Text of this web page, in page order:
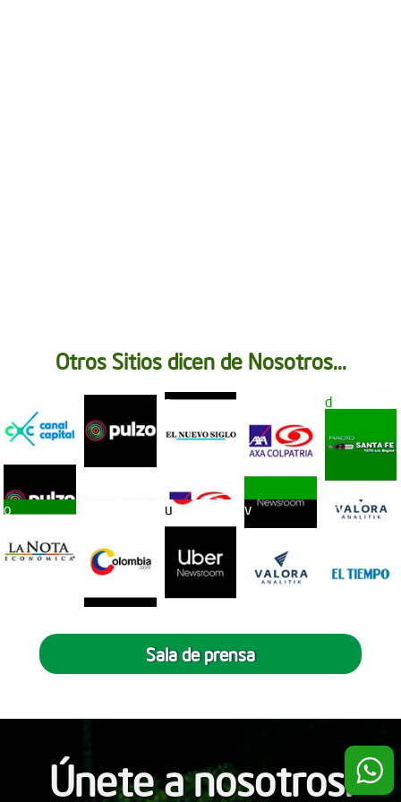
Otros Sitios dicen de Nosotros...
s d
o u v tm
Sala de prensa
Únete a nosotros!